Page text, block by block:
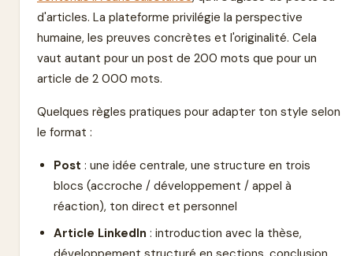
d'articles. La plateforme privilégie la perspective
humaine, les preuves concrètes et l'originalité. Cela
vaut autant pour un post de 200 mots que pour un
article de 2 000 mots.
Quelques règles pratiques pour adapter ton style selon
le format :
Post : une idée centrale, une structure en trois
blocs (accroche / développement / appel à
réaction), ton direct et personnel
Article LinkedIn : introduction avec la thèse,